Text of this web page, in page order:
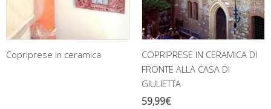
Copriprese in ceramica
COPRIPRESE IN CERAMICA DI
FRONTE ALLA CASA DI
GIULIETTA
59,99€